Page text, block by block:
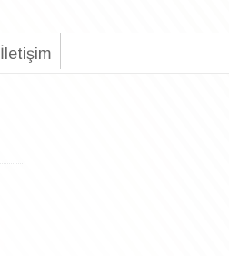
İletişim